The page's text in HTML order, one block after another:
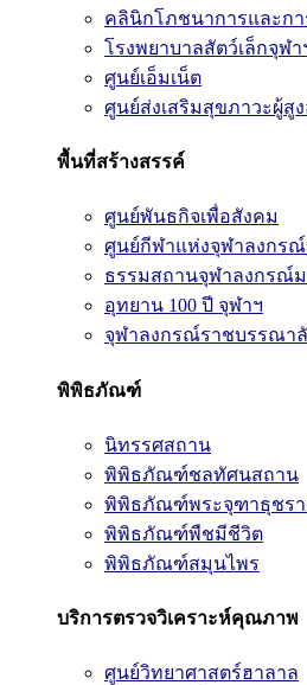
คลินิกโภชนาการและก
โรงพยาบาลสัตว์เล็กจุฬา
ศูนย์เอ็มเน็ต
ศูนย์ส่งเสริมสุขภาวะผู้สู
พื้นที่สร้างสรรค์
ศูนย์พันธกิจเพื่อสังคม
ศูนย์กีฬาแห่งจุฬาลงกร
ธรรมสถานจุฬาลงกรณ์
อุทยาน 100 ปี จุฬาฯ
จุฬาลงกรณ์ราชบรรณา
พิพิธภัณฑ์
นิทรรศสถาน
พิพิธภัณฑ์ชลทัศนสถาน
พิพิธภัณฑ์พระจุฑาธุชร
พิพิธภัณฑ์พืชมีชีวิต
พิพิธภัณฑ์สมุนไพร
บริการตรวจวิเคราะห์คุณภาพ
ศูนย์วิทยาศาสตร์ฮาลาล